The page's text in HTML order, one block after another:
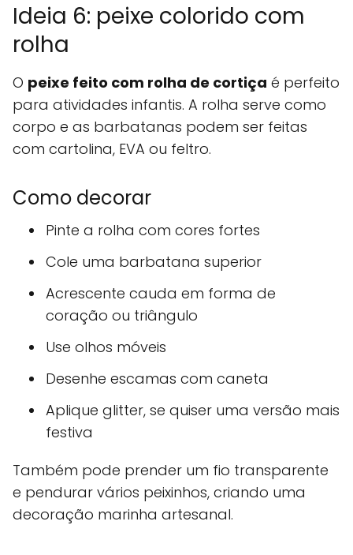
Ideia 6: peixe colorido com
rolha
O peixe feito com rolha de cortiça é perfeito
para atividades infantis. A rolha serve como
corpo e as barbatanas podem ser feitas
com cartolina, EVA ou feltro.
Como decorar
Pinte a rolha com cores fortes
Cole uma barbatana superior
Acrescente cauda em forma de
coração ou triângulo
Use olhos móveis
Desenhe escamas com caneta
Aplique glitter, se quiser uma versão mais
festiva
Também pode prender um fio transparente
e pendurar vários peixinhos, criando uma
decoração marinha artesanal.